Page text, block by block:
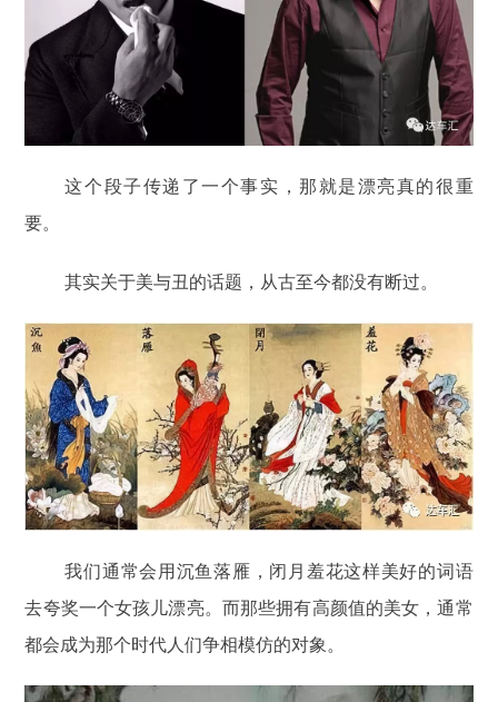
这个段子传递了一个事实，那就是漂亮真的很重
要。
其实关于美与丑的话题，从古至今都没有断过。
我们通常会用沉鱼落雁，闭月羞花这样美好的词语
去夸奖一个女孩儿漂亮。而那些拥有高颜值的美女，通常
都会成为那个时代人们争相模仿的对象。